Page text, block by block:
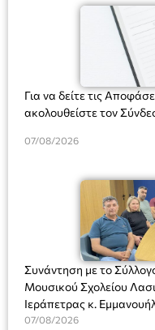
Για να δείτε τις
ακολουθείστε τον
07/08/2026
Συνάντηση με το
Μουσικού Σχολείου
Ιεράπετρας κ.
Διευθύντριας του
07/08/2026